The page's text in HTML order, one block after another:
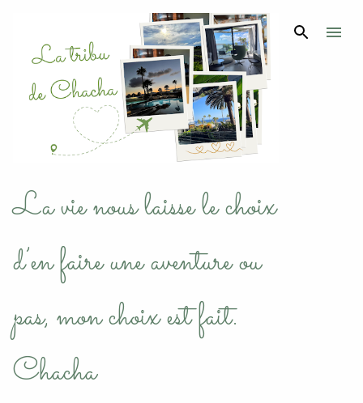
Accéder au contenu principal
La vie nous laisse le choix
d’en faire une aventure ou
pas, mon choix est fait.
Chacha